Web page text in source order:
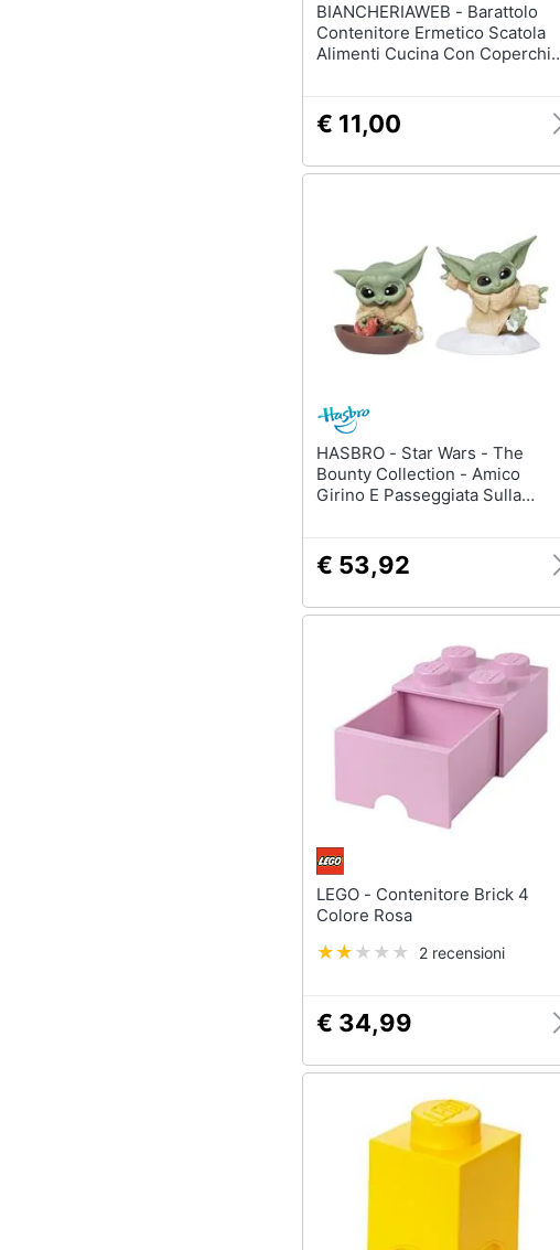
BIANCHERIAWEB - Barattolo
Contenitore Ermetico Scatola
Alimenti Cucina Con Coperchio
€ 11,00
HASBRO - Star Wars - The
Bounty Collection - Amico
Girino E Passeggiata Sulla
€ 53,92
LEGO - Contenitore Brick 4
Colore Rosa
2 recensioni
€ 34,99